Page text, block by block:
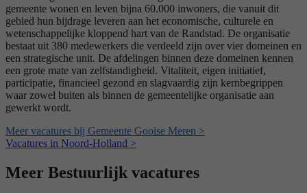
gemeente wonen en leven bijna 60.000 inwoners, die vanuit dit
gebied hun bijdrage leveren aan het economische, culturele en
wetenschappelijke kloppend hart van de Randstad. De organisatie
bestaat uit 380 medewerkers die verdeeld zijn over vier domeinen en
een strategische unit. De afdelingen binnen deze domeinen kennen
een grote mate van zelfstandigheid. Vitaliteit, eigen initiatief,
participatie, financieel gezond en slagvaardig zijn kernbegrippen
waar zowel buiten als binnen de gemeentelijke organisatie aan
gewerkt wordt.
Meer vacatures bij Gemeente Gooise Meren >
Vacatures in Noord-Holland >
Meer Bestuurlijk vacatures